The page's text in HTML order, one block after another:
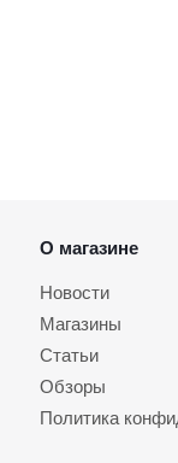
О магазине
Новости
Магазины
Статьи
Обзоры
Политика